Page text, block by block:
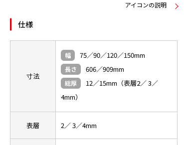
アイコンの説明
仕様
寸法
幅 75／90／120／150mm
長さ 606／909mm
総厚
12／15mm（表層2／ 3／
4mm）
表層 2／ 3／4mm